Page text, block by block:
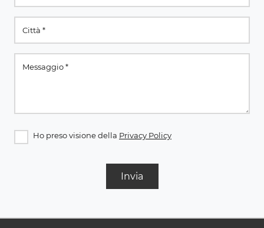
Ho preso visione della Privacy Policy
Invia